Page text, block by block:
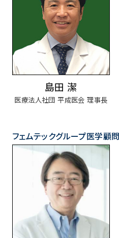
島田 潔
医療法人社団 平成医会 理事長
フェムテックグループ医学顧問